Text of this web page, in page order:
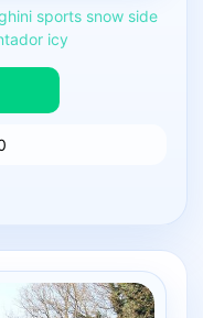
sports snow side
icy